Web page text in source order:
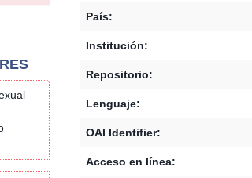
País:
Institución:
Repositorio:
Lenguaje:
OAI Identifier:
Acceso en línea: